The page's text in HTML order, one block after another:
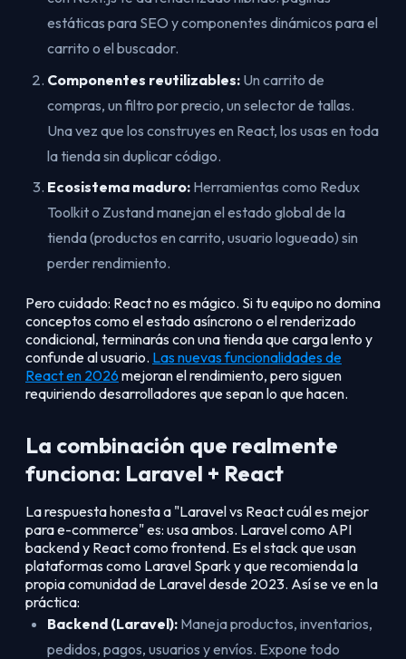
estáticas para SEO y componentes dinámicos para el
carrito o el buscador.
Componentes reutilizables: Un carrito de
compras, un filtro por precio, un selector de tallas.
Una vez que los construyes en React, los usas en toda
la tienda sin duplicar código.
Ecosistema maduro: Herramientas como Redux
Toolkit o Zustand manejan el estado global de la
tienda (productos en carrito, usuario logueado) sin
perder rendimiento.
Pero cuidado: React no es mágico. Si tu equipo no domina
conceptos como el estado asíncrono o el renderizado
condicional, terminarás con una tienda que carga lento y
confunde al usuario. Las nuevas funcionalidades de
React en 2026 mejoran el rendimiento, pero siguen
requiriendo desarrolladores que sepan lo que hacen.
La combinación que realmente
funciona: Laravel + React
La respuesta honesta a "Laravel vs React cuál es mejor
para e-commerce" es: usa ambos. Laravel como API
backend y React como frontend. Es el stack que usan
plataformas como Laravel Spark y que recomienda la
propia comunidad de Laravel desde 2023. Así se ve en la
práctica:
Backend (Laravel): Maneja productos, inventarios,
pedidos, pagos, usuarios y envíos. Expone todo